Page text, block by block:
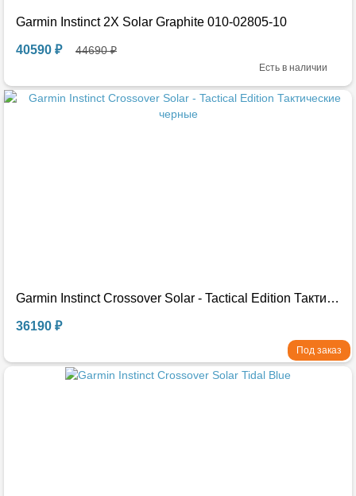
Garmin Instinct 2X Solar Graphite 010-02805-10
Есть в наличии
40590 ₽ 44690 ₽
Garmin Instinct Crossover Solar - Tactical Edition Тактические черные
Под заказ
36190 ₽